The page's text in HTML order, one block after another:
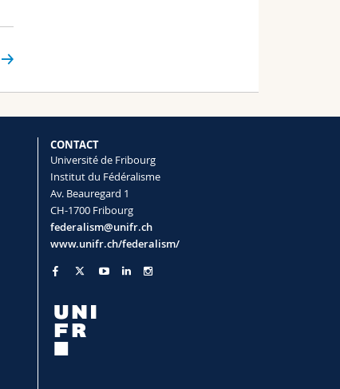
CONTACT
Université de Fribourg
Institut du Fédéralisme
Av. Beauregard 1
CH-1700 Fribourg
federalism@unifr.ch
www.unifr.ch/federalism/